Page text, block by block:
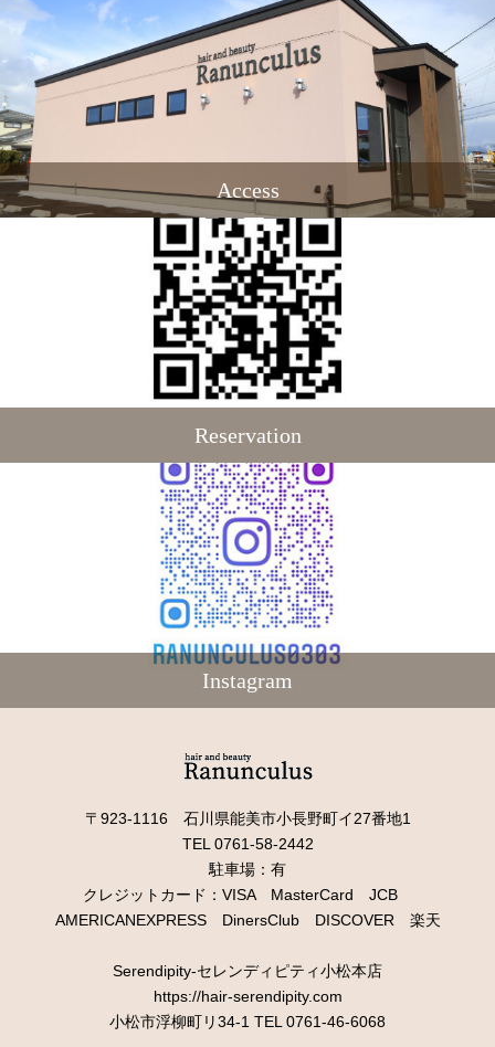
Access
Reservation
Instagram
〒923-1116 石川県能美市小長野町イ27番地1
TEL 0761-58-2442
駐車場：有
クレジットカード：VISA MasterCard JCB
AMERICANEXPRESS DinersClub DISCOVER 楽天
Serendipity-セレンディピティ小松本店
https://hair-serendipity.com
小松市浮柳町リ34-1 TEL 0761-46-6068